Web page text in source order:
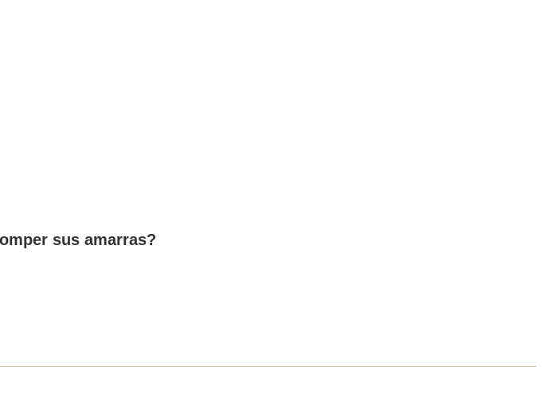
sus amarras?